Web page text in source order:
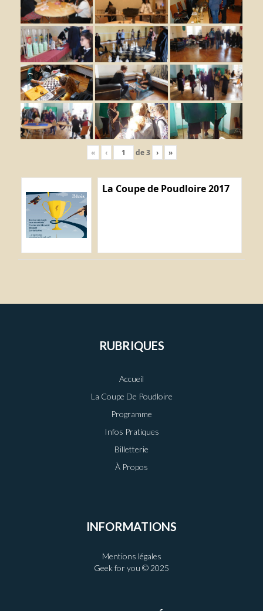
« ‹ de3 › »
La Coupe de Poudloire 2017
RUBRIQUES
Accueil
La Coupe De Poudloire
Programme
Infos Pratiques
Billetterie
À Propos
INFORMATIONS
Mentions légales
Geek for you © 2025